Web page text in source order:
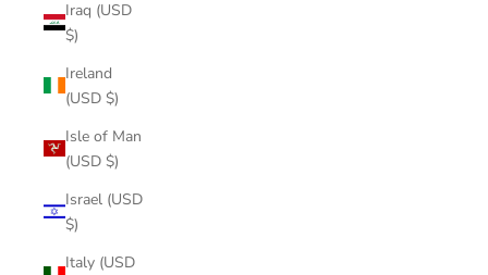
Iraq (USD
$)
Ireland
(USD $)
Isle of Man
(USD $)
Israel (USD
$)
Italy (USD